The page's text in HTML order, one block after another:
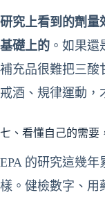
研究上看到的劑量
基礎上的 。如果
補充品很難把三酸
戒酒、規律運動，
七、看懂自己的需要
EPA 的研究這幾
樣。健檢數字、用